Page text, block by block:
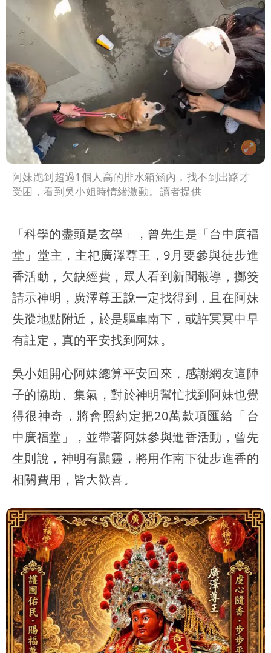
阿妹跑到超過1個人高的排水箱涵內，找不到出路才
受困，看到吳小姐時情緒激動。讀者提供
「科學的盡頭是玄學」，曾先生是「台中廣福
堂」堂主，主祀廣澤尊王，9月要參與徒步進
香活動，欠缺經費，眾人看到新聞報導，擲筊
請示神明，廣澤尊王說一定找得到，且在阿妹
失蹤地點附近，於是驅車南下，或許冥冥中早
有註定，真的平安找到阿妹。
吳小姐開心阿妹總算平安回來，感謝網友這陣
子的協助、集氣，對於神明幫忙找到阿妹也覺
得很神奇，將會照約定把20萬款項匯給「台
中廣福堂」，並帶著阿妹參與進香活動，曾先
生則說，神明有顯靈，將用作南下徒步進香的
相關費用，皆大歡喜。